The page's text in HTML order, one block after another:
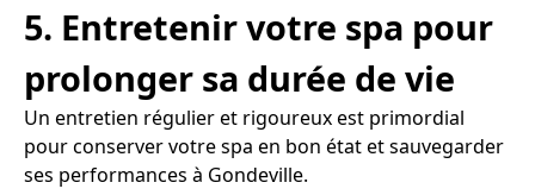
5. Entretenir votre spa pour
prolonger sa durée de vie
Un entretien régulier et rigoureux est primordial
pour conserver votre spa en bon état et sauvegarder
ses performances à Gondeville.